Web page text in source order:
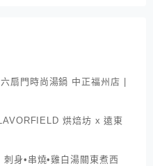
扇門時尚湯鍋 中正福州店 |
烘焙坊 x 遠東
刺身•串燒•雞白湯關東煮西